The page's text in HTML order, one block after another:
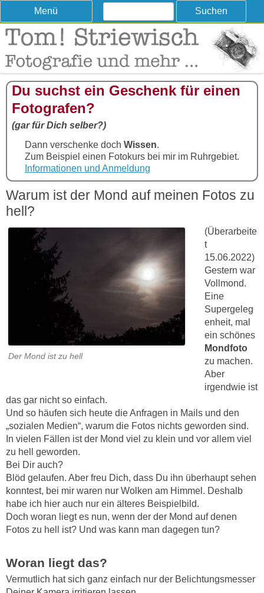
Tom! Striewisch – Fotografieren
lernen
Tipps und Tricks und Meinungen zur Fotografie
Menü
content
Suchen
Du suchst ein Geschenk für einen
Fotografen?
(gar für Dich selber?)
Dann verschenke doch Wissen.
Zum Beispiel einen Fotokurs bei mir im Ruhrgebiet.
Informationen und Anmeldung
Warum ist der Mond auf meinen Fotos zu
hell?
Der Mond ist zu hell
(Überarbeite
t
15.06.2022)
Gestern war
Vollmond.
Eine
Supergeleg
enheit, mal
ein schönes
Mondfoto
zu machen.
Aber
irgendwie ist
das gar nicht so einfach.
Und so häufen sich heute die Anfragen in Mails und den
„sozialen Medien“, warum die Fotos nichts geworden sind.
In vielen Fällen ist der Mond viel zu klein und vor allem viel
zu hell geworden.
Bei Dir auch?
Blöd gelaufen. Aber freu Dich, dass Du ihn überhaupt sehen
konntest, bei mir waren nur Wolken am Himmel. Deshalb
habe ich hier auch nur ein älteres Beispielbild.
Doch woran liegt es nun, wenn der der Mond auf denen
Fotos zu hell ist? Und was kann man dagegen tun?
Woran liegt das?
Vermutlich hat sich ganz einfach nur der Belichtungsmesser